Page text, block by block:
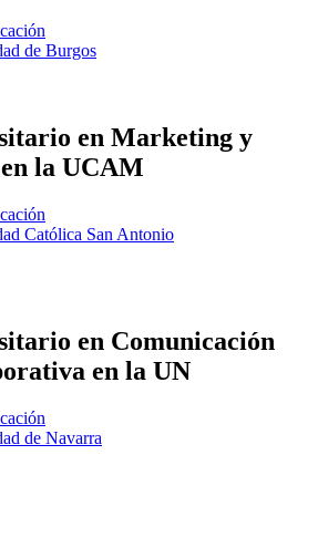
de Burgos
en Marketing y
la UCAM
Católica San Antonio
en Comunicación
en la UN
de Navarra